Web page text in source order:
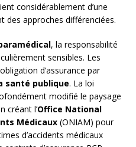
considérablement d’une
des approches différenciées.
, la responsabilité
sensibles. Les
d’assurance par
santé publique. La loi
modifié le paysage
créant l’Office National
Médicaux (ONIAM) pour
d’accidents médicaux